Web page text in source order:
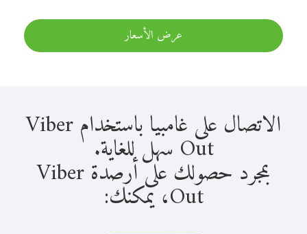
عرض الأسعار
الاتصال على غامبيا باستخدام Viber
Out سهل للغاية.
بمجرد حصولك على أرصدة Viber
Out، يمكنك: